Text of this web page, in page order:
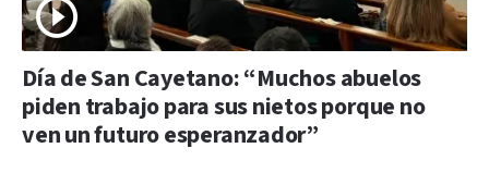
Día de San Cayetano: “Muchos abuelos
piden trabajo para sus nietos porque no
ven un futuro esperanzador”